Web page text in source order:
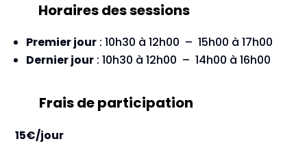
Horaires des sessions
Premier jour: 10h30 à 12h00 – 15h00 à 17h00
Dernier jour: 10h30 à 12h00 – 14h00 à 16h00
Frais de participation
15€/jour